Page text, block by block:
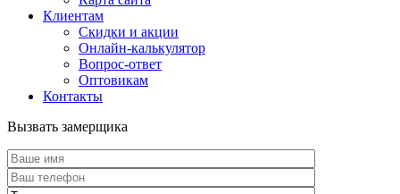
Клиентам
Скидки и акции
Онлайн-калькулятор
Вопрос-ответ
Оптовикам
Контакты
Вызвать замерщика